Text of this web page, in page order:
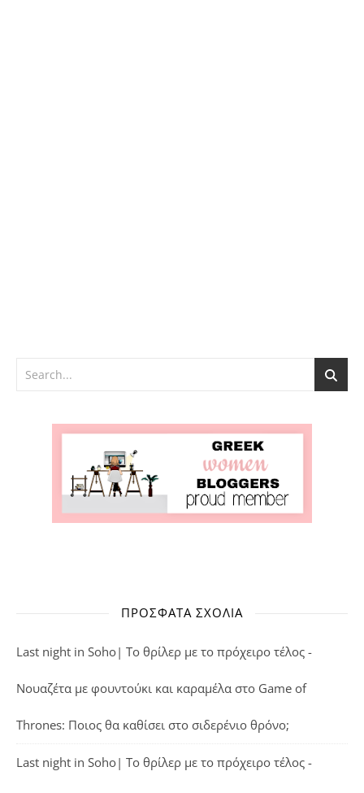
ΠΡΌΣΦΑΤΑ ΣΧΌΛΙΑ
Last night in Soho| Το θρίλερ με το πρόχειρο τέλος -
Νουαζέτα με φουντούκι και καραμέλα στο Game of
Thrones: Ποιος θα καθίσει στο σιδερένιο θρόνο;
Last night in Soho| Το θρίλερ με το πρόχειρο τέλος -